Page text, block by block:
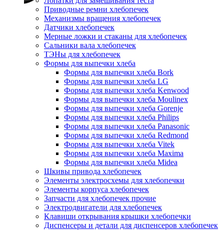
Приводные ремни хлебопечек
Механизмы вращения хлебопечек
Датчики хлебопечек
Мерные ложки и стаканы для хлебопечек
Сальники вала хлебопечек
ТЭНы для хлебопечек
Формы для выпечки хлеба
Формы для выпечки хлеба Bork
Формы для выпечки хлеба LG
Формы для выпечки хлеба Kenwood
Формы для выпечки хлеба Moulinex
Формы для выпечки хлеба Gorenje
Формы для выпечки хлеба Philips
Формы для выпечки хлеба Panasonic
Формы для выпечки хлеба Redmond
Формы для выпечки хлеба Vitek
Формы для выпечки хлеба Maxima
Формы для выпечки хлеба Midea
Шкивы привода хлебопечек
Элементы электросхемы для хлебопечки
Элементы корпуса хлебопечек
Запчасти для хлебопечек прочие
Электродвигатели для хлебопечек
Клавиши открывания крышки хлебопечки
Диспенсеры и детали для диспенсеров хлебопечек